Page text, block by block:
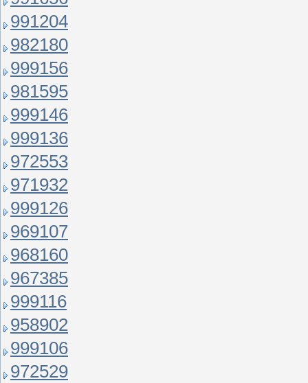
991204
982180
999156
981595
999146
999136
972553
971932
999126
969107
968160
967385
999116
958902
999106
972529